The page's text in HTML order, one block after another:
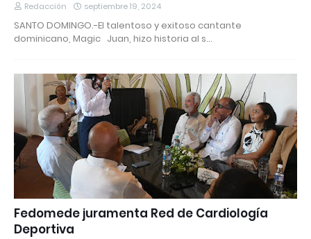
Redacción septiembre 19, 2024
SANTO DOMINGO.-El talentoso y exitoso cantante
dominicano, Magic Juan, hizo historia al s…
Fedomede juramenta Red de Cardiología
Deportiva